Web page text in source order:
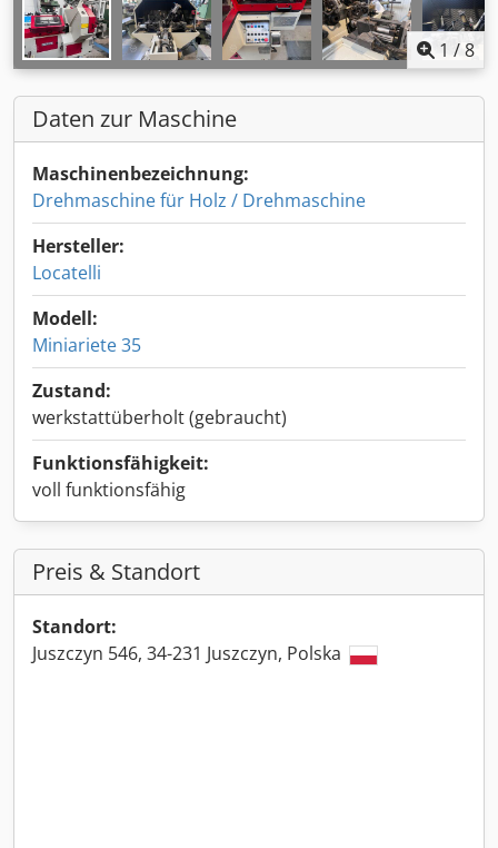
1 /8
Daten zur Maschine
Maschinenbezeichnung:
Drehmaschine für Holz / Drehmaschine
Hersteller:
Locatelli
Modell:
Miniariete 35
Zustand:
werkstattüberholt (gebraucht)
Funktionsfähigkeit:
voll funktionsfähig
Preis & Standort
Standort:
Juszczyn 546, 34-231 Juszczyn, Polska